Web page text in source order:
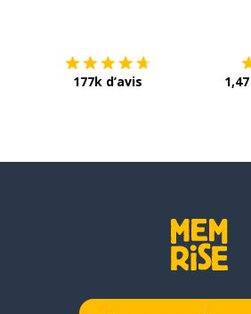
177k d’avis